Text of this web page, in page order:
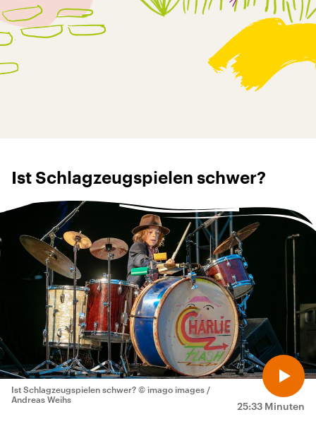
Ist Schlagzeugspielen schwer?
25:33 Minuten
Ist Schlagzeugspielen schwer? © imago images /
Andreas Weihs